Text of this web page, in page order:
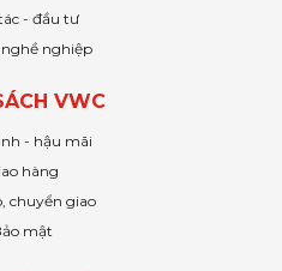
- đầu tư
nghiệp
VWC
- hậu mãi
hàng
chuyển giao
mật